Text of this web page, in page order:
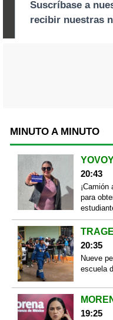
MINUTO A MINUTO
20:43
para
20:35
Nueve
escuela
19:25